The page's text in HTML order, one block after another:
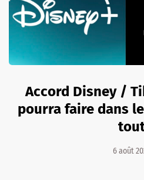
Accord Disney /
pourra faire dans
6 août